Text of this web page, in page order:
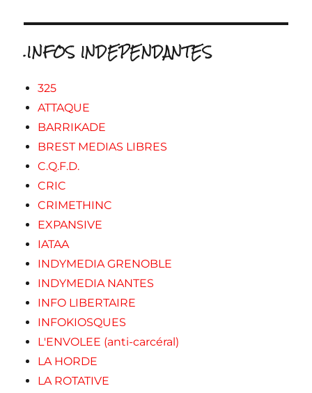
.INFOS INDEPENDANTES
325
ATTAQUE
BARRIKADE
BREST MEDIAS LIBRES
C.Q.F.D.
CRIC
CRIMETHINC
EXPANSIVE
IATAA
INDYMEDIA GRENOBLE
INDYMEDIA NANTES
INFO LIBERTAIRE
INFOKIOSQUES
L'ENVOLEE (anti-carcéral)
LA HORDE
LA ROTATIVE